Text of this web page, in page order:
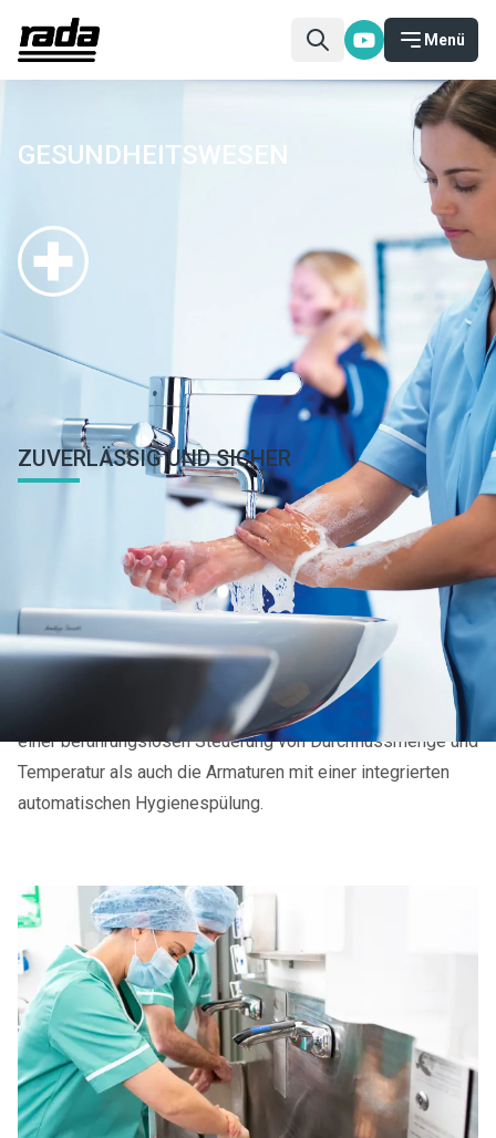
Menü
GESUNDHEITSWESEN
Sektoren Gesundheitswesen
ZUVERLÄSSIG UND SICHER
In Krankenhäusern und Pflegeheimen sowie vergleichbaren
Einrichtungen sind höchste Hygienestandards zu erfüllen.
Es gilt die Übertragung von Infektionen und
Krankheitserregern sicher und präventiv zu vermeiden.
Dieser Herausforderung stellt sich Rada bereits seit vielen
Jahren und entwickelt nachhaltige Lösungen zum Schutz
der Gesundheit. Dazu gehört beispielhaft Rada Sense mit
einer berührungslosen Steuerung von Durchflussmenge und
Temperatur als auch die Armaturen mit einer integrierten
automatischen Hygienespülung.